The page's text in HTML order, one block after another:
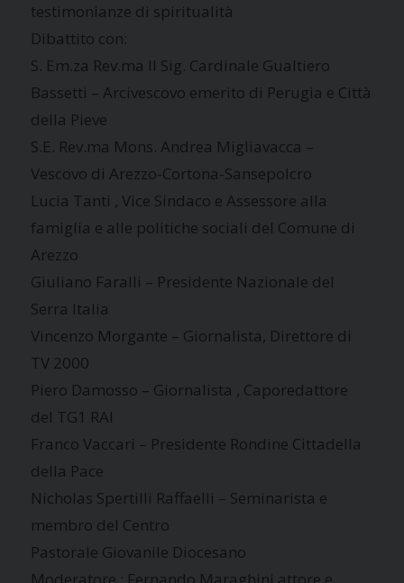
testimonianze di spiritualità
Dibattito con:
S. Em.za Rev.ma Il Sig. Cardinale Gualtiero
Bassetti – Arcivescovo emerito di Perugia e Città
della Pieve
S.E. Rev.ma Mons. Andrea Migliavacca –
Vescovo di Arezzo-Cortona-Sansepolcro
Lucia Tanti , Vice Sindaco e Assessore alla
famiglia e alle politiche sociali del Comune di
Arezzo
Giuliano Faralli – Presidente Nazionale del
Serra Italia
Vincenzo Morgante – Giornalista, Direttore di
TV 2000
Piero Damosso – Giornalista , Caporedattore
del TG1 RAI
Franco Vaccari – Presidente Rondine Cittadella
della Pace
Nicholas Spertilli Raffaelli – Seminarista e
membro del Centro
Pastorale Giovanile Diocesano